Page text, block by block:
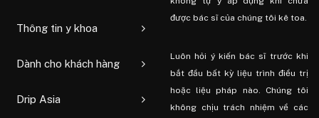
Thông tin y khoa
Dành cho khách hàng
Drip Asia
được bác sĩ của chúng tôi kê toa.
Luôn hỏi ý kiến ​​bác sĩ trước khi
bắt đầu bất kỳ liệu trình điều trị
hoặc liệu pháp nào. Chúng tôi
không chịu trách nhiệm về các